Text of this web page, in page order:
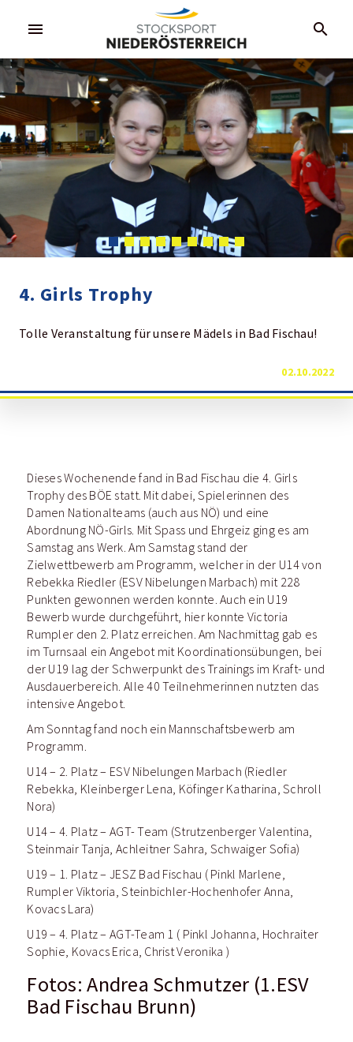
menu search
4. Girls Trophy
Tolle Veranstaltung für unsere Mädels in Bad Fischau!
02.10.2022
Dieses Wochenende fand in Bad Fischau die 4. Girls
Trophy des BÖE statt. Mit dabei, Spielerinnen des
Damen Nationalteams (auch aus NÖ) und eine
Abordnung NÖ-Girls. Mit Spass und Ehrgeiz ging es am
Samstag ans Werk. Am Samstag stand der
Zielwettbewerb am Programm, welcher in der U14 von
Rebekka Riedler (ESV Nibelungen Marbach) mit 228
Punkten gewonnen werden konnte. Auch ein U19
Bewerb wurde durchgeführt, hier konnte Victoria
Rumpler den 2. Platz erreichen. Am Nachmittag gab es
im Turnsaal ein Angebot mit Koordinationsübungen, bei
der U19 lag der Schwerpunkt des Trainings im Kraft- und
Ausdauerbereich. Alle 40 Teilnehmerinnen nutzten das
intensive Angebot.
Am Sonntag fand noch ein Mannschaftsbewerb am
Programm.
U14 – 2. Platz – ESV Nibelungen Marbach (Riedler
Rebekka, Kleinberger Lena, Köfinger Katharina, Schroll
Nora)
U14 – 4. Platz – AGT- Team (Strutzenberger Valentina,
Steinmair Tanja, Achleitner Sahra, Schwaiger Sofia)
U19 – 1. Platz – JESZ Bad Fischau ( Pinkl Marlene,
Rumpler Viktoria, Steinbichler-Hochenhofer Anna,
Kovacs Lara)
U19 – 4. Platz – AGT-Team 1 ( Pinkl Johanna, Hochraiter
Sophie, Kovacs Erica, Christ Veronika )
Fotos: Andrea Schmutzer (1.ESV
Bad Fischau Brunn)